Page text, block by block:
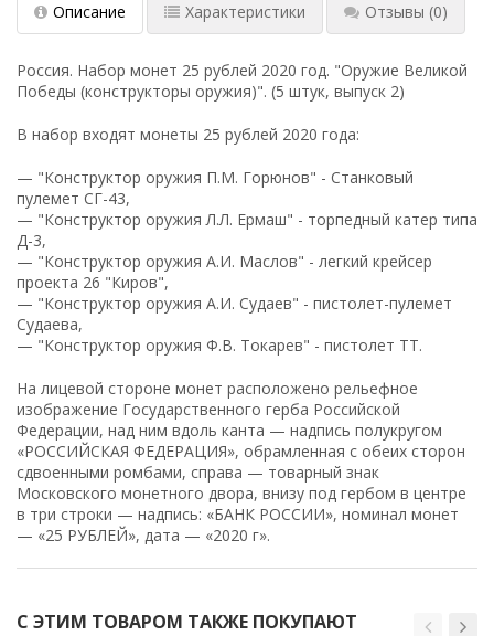
Описание Характеристики Отзывы (0)
Россия. Набор монет 25 рублей 2020 год. "Оружие Великой
Победы (конструкторы оружия)". (5 штук, выпуск 2)
В набор входят монеты 25 рублей 2020 года:
— "Конструктор оружия П.М. Горюнов" - Станковый
пулемет СГ-43,
— "Конструктор оружия Л.Л. Ермаш" - торпедный катер типа
Д-3,
— "Конструктор оружия А.И. Маслов" - легкий крейсер
проекта 26 "Киров",
— "Конструктор оружия А.И. Судаев" - пистолет-пулемет
Судаева,
— "Конструктор оружия Ф.В. Токарев" - пистолет ТТ.
На лицевой стороне монет расположено рельефное
изображение Государственного герба Российской
Федерации, над ним вдоль канта — надпись полукругом
«РОССИЙСКАЯ ФЕДЕРАЦИЯ», обрамленная с обеих сторон
сдвоенными ромбами, справа — товарный знак
Московского монетного двора, внизу под гербом в центре
в три строки — надпись: «БАНК РОССИИ», номинал монет
— «25 РУБЛЕЙ», дата — «2020 г».
С ЭТИМ ТОВАРОМ ТАКЖЕ ПОКУПАЮТ